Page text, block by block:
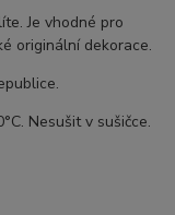
Je vhodné pro
originální dekorace.
Nesušit v sušičce.